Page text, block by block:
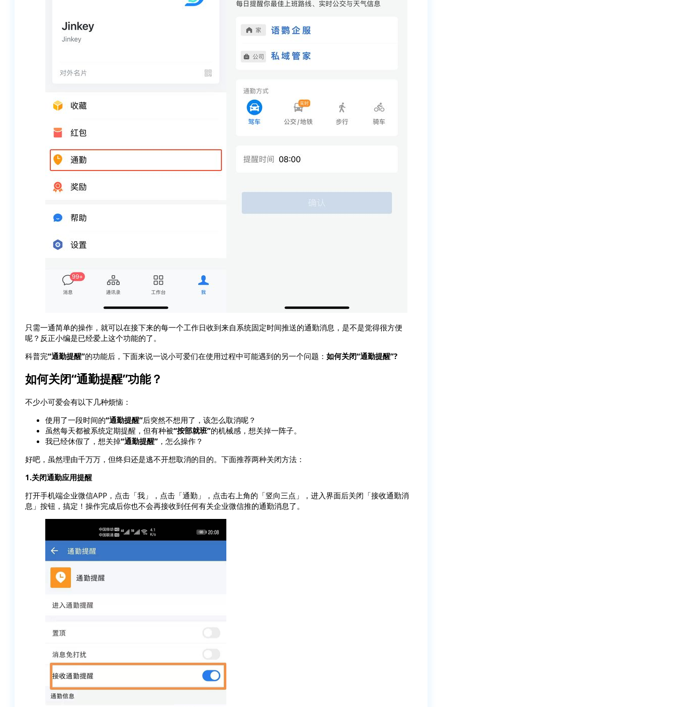
只需一通简单的操作，就可以在接下来的每一个工作日收到来自系统固定时间推送的通勤消息，是不是觉得很方便
呢？反正小编是已经爱上这个功能的了。
科普完“通勤提醒”的功能后，下面来说一说小可爱们在使用过程中可能遇到的另一个问题： 如何关闭“通勤提醒”?
如何关闭“通勤提醒”功能？
不少小可爱会有以下几种烦恼：
使用了一段时间的“通勤提醒”后突然不想用了，该怎么取消呢？
虽然每天都被系统定期提醒，但有种被“按部就班”的机械感，想关掉一阵子。
我已经休假了，想关掉“通勤提醒” ，怎么操作？
好吧，虽然理由千万万，但终归还是逃不开想取消的目的。下面推荐两种关闭方法：
1.关闭通勤应用提醒
打开手机端企业微信APP，点击「我」，点击「通勤」，点击右上角的「竖向三点」，进入界面后关闭「接收通勤消
息」按钮，搞定！操作完成后你也不会再接收到任何有关企业微信推的通勤消息了。